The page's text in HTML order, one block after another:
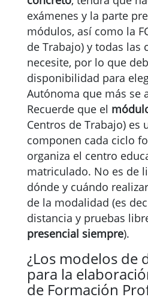
exámenes y la parte
módulos, así como la
de Trabajo) y todas
necesite, por lo que
disponibilidad para
Autónoma que más se
Recuerde que el
Centros de Trabajo) es
componen cada ciclo
organiza el centro
matriculado. No es de
dónde y cuándo
de la modalidad (es
distancia y pruebas
presencial siempre).
¿Los modelos de
para la
de Formación